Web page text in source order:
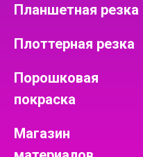
Планшетная резка
Плоттерная резка
Порошковая
покраска
Магазин